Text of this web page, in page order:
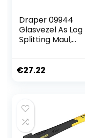
Draper 09944
Glasvezel As Log
Splitting Maul,
€27.22